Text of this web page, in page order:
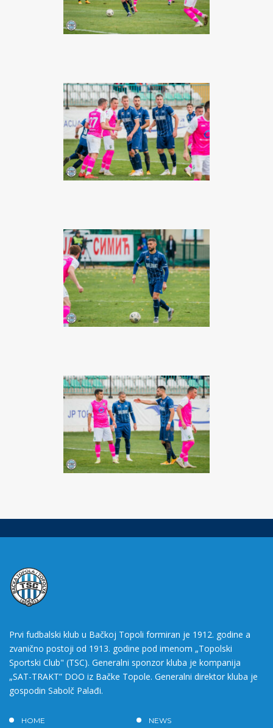
Prvi fudbalski klub u Bačkoj Topoli formiran je 1912. godine a
zvanično postoji od 1913. godine pod imenom „Topolski
Sportski Club" (TSC). Generalni sponzor kluba je kompanija
„SAT-TRAKT” DOO iz Bačke Topole. Generalni direktor kluba je
gospodin Sabolč Palađi.
HOME
NEWS